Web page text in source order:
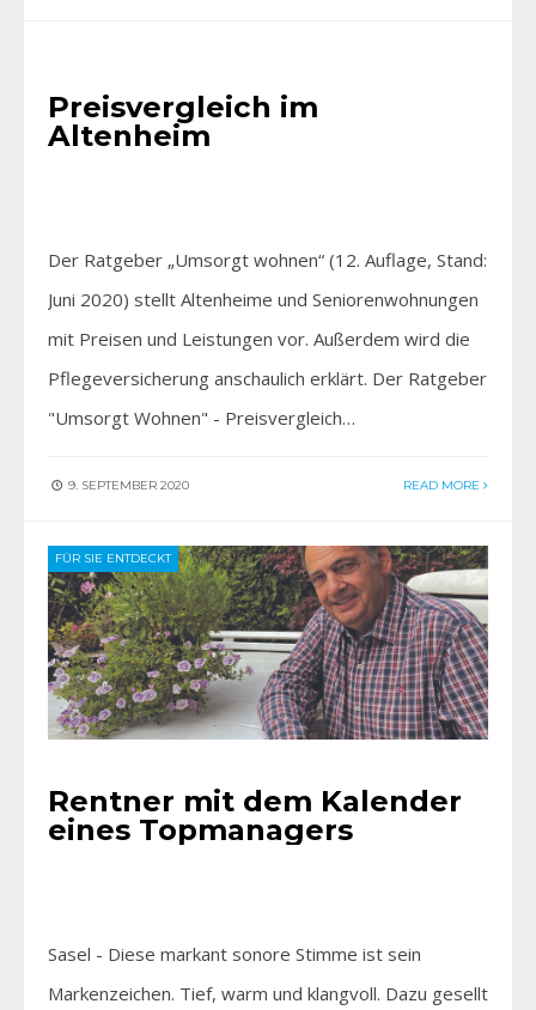
Preisvergleich im
Altenheim
Der Ratgeber „Umsorgt wohnen“ (12. Auflage, Stand:
Juni 2020) stellt Altenheime und Seniorenwohnungen
mit Preisen und Leistungen vor. Außerdem wird die
Pflegeversicherung anschaulich erklärt. Der Ratgeber
"Umsorgt Wohnen" - Preisvergleich…
9. SEPTEMBER 2020 READ MORE
FÜR SIE ENTDECKT
Rentner mit dem Kalender
eines Topmanagers
Sasel - Diese markant sonore Stimme ist sein
Markenzeichen. Tief, warm und klangvoll. Dazu gesellt